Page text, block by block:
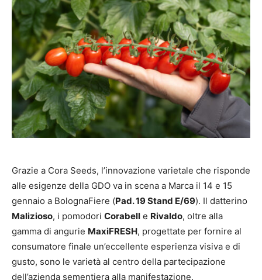
Grazie a Cora Seeds, l’innovazione varietale che risponde
alle esigenze della GDO va in scena a Marca il 14 e 15
gennaio a BolognaFiere (Pad. 19 Stand E/69). Il datterino
Malizioso, i pomodori Corabell e Rivaldo, oltre alla
gamma di angurie MaxiFRESH, progettate per fornire al
consumatore finale un’eccellente esperienza visiva e di
gusto, sono le varietà al centro della partecipazione
dell’azienda sementiera alla manifestazione.